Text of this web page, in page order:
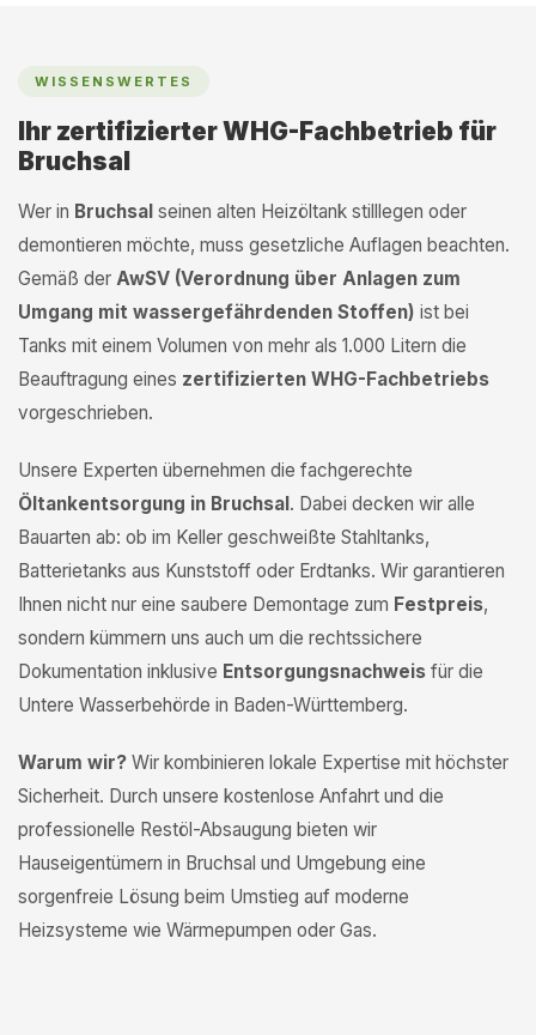
WISSENSWERTES
Ihr zertifizierter WHG-Fachbetrieb für
Bruchsal
Wer in Bruchsal seinen alten Heizöltank stilllegen oder
demontieren möchte, muss gesetzliche Auflagen beachten.
Gemäß der AwSV (Verordnung über Anlagen zum
Umgang mit wassergefährdenden Stoffen) ist bei
Tanks mit einem Volumen von mehr als 1.000 Litern die
Beauftragung eines zertifizierten WHG-Fachbetriebs
vorgeschrieben.
Unsere Experten übernehmen die fachgerechte
Öltankentsorgung in Bruchsal. Dabei decken wir alle
Bauarten ab: ob im Keller geschweißte Stahltanks,
Batterietanks aus Kunststoff oder Erdtanks. Wir garantieren
Ihnen nicht nur eine saubere Demontage zum Festpreis,
sondern kümmern uns auch um die rechtssichere
Dokumentation inklusive Entsorgungsnachweis für die
Untere Wasserbehörde in Baden-Württemberg.
Warum wir? Wir kombinieren lokale Expertise mit höchster
Sicherheit. Durch unsere kostenlose Anfahrt und die
professionelle Restöl-Absaugung bieten wir
Hauseigentümern in Bruchsal und Umgebung eine
sorgenfreie Lösung beim Umstieg auf moderne
Heizsysteme wie Wärmepumpen oder Gas.